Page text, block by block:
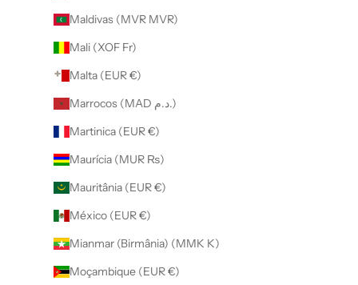
Maldivas (MVR MVR)
Mali (XOF Fr)
Malta (EUR €)
Marrocos (MAD د.م.)
Martinica (EUR €)
Maurícia (MUR ₨)
Mauritânia (EUR €)
México (EUR €)
Mianmar (Birmânia) (MMK K)
Moçambique (EUR €)